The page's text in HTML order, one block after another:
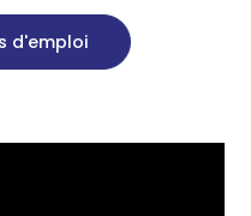
d'emploi